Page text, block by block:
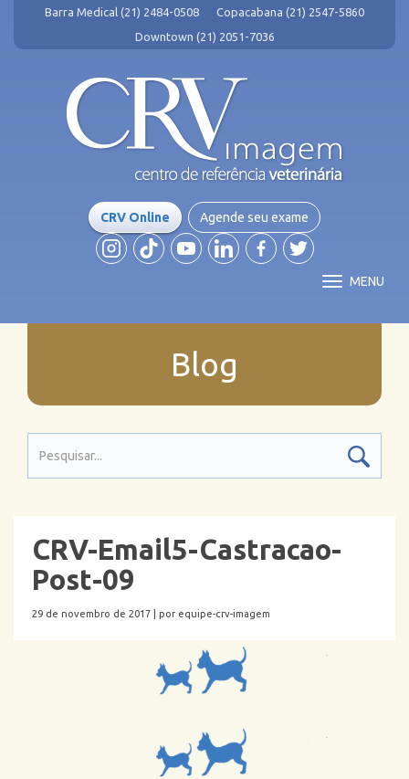
Barra Medical (21) 2484-0508
Copacabana (21) 2547-5860
Downtown (21) 2051-7036
CRV Online Agende seu exame
MENU
Blog
CRV-Email5-Castracao-
Post-09
29 de novembro de 2017 | por equipe-crv-imagem